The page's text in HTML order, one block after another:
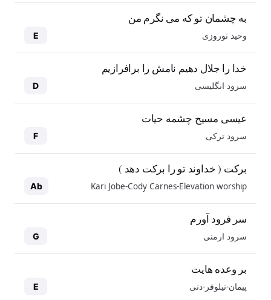
به چشمان تو که می نگرم من
وحید نوروزی E
خدا را جلال دهیم نامش را برافرازیم
سرود انگلیسی D
عیسی مسیح چشمه حیات
سرود ترکی F
برکت ( خداوند تو را برکت دهد )
Kari Jobe-Cody Carnes-Elevation worship
Ab
سر فرود آورم
سرود ارمنی G
بر وعده هایت
پیمان-نیلوفر-دنی E